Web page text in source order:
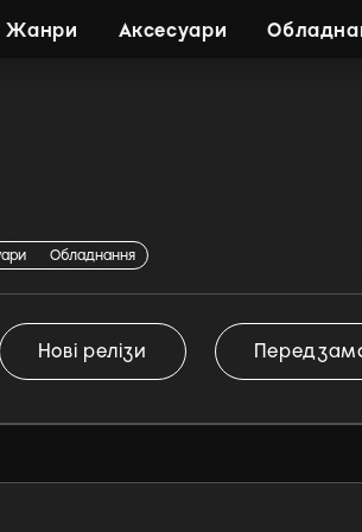
Жанри Аксесуари
Обладнання
Нові релізи